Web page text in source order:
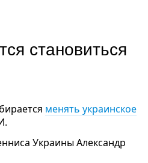
становиться
менять украинское
Украины Александр